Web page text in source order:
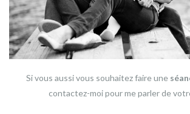
Si vous aussi vous souhaitez faire une
contactez-moipour me parler de